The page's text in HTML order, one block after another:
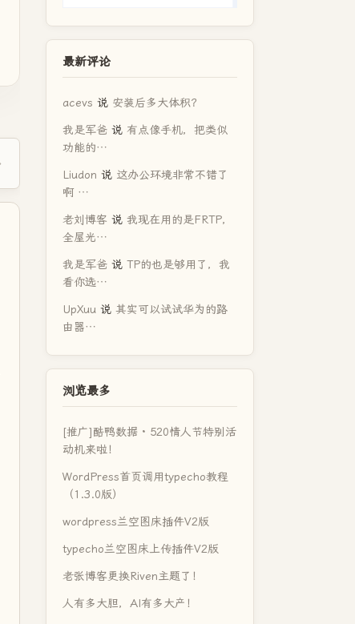
最新评论
acevs 说 安装后多大体积？
我是军爸 说 有点像手机，把类似
功能的…
Liudon 说 这办公环境非常不错了
啊 …
老刘博客 说 我现在用的是FRTP，
全屋光…
我是军爸 说 TP的也是够用了，我
看你选…
UpXuu 说 其实可以试试华为的路
由器…
浏览最多
[推广]酷鸭数据 · 520情人节特别活
动机来啦！
WordPress首页调用typecho教程
（1.3.0版）
wordpress兰空图床插件V2版
typecho兰空图床上传插件V2版
老张博客更换Riven主题了！
人有多大胆，AI有多大产！